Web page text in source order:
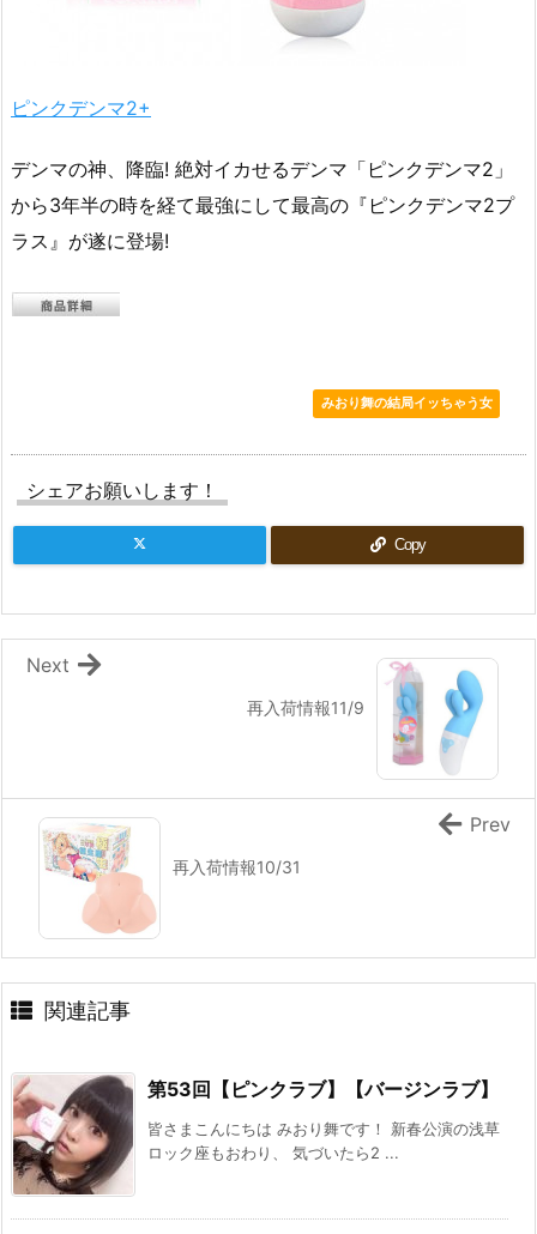
ピンクデンマ2+
デンマの神、降臨! 絶対イカせるデンマ「ピンクデンマ2」
から3年半の時を経て最強にして最高の『ピンクデンマ2プ
ラス』が遂に登場!
みおり舞の結局イッちゃう女
シェアお願いします！
Copy
再入荷情報11/9
Next
再入荷情報10/31
Prev
関連記事
第53回【ピンクラブ】【バージンラブ】
皆さまこんにちは みおり舞です！ 新春公演の浅草
ロック座もおわり、 気づいたら2 ...